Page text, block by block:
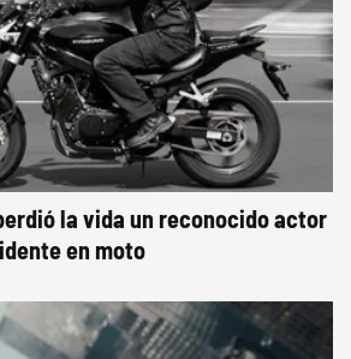
la vida un reconocido actor
en moto